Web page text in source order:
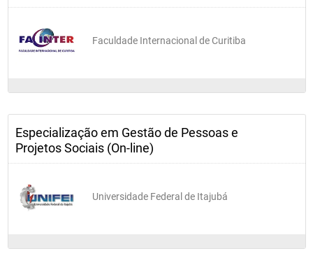
Faculdade Internacional de Curitiba
Especialização em Gestão de Pessoas e
Projetos Sociais (On-line)
Universidade Federal de Itajubá